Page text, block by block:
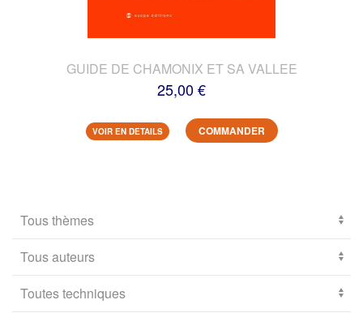
GUIDE DE CHAMONIX ET SA VALLEE
25,00 €
VOIR EN DETAILS COMMANDER